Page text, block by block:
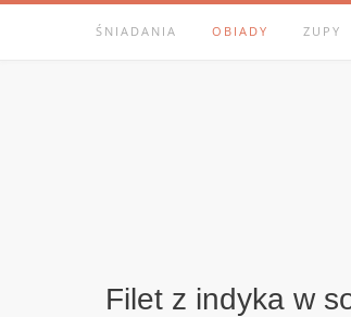
Skip
ŚNIADANIA OBIADY ZUPY
Filet z indyka w